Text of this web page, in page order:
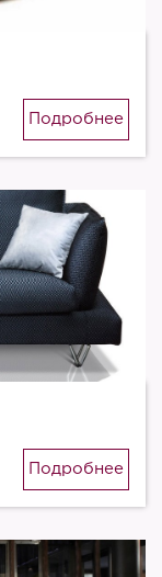
Подробнее
Подробнее